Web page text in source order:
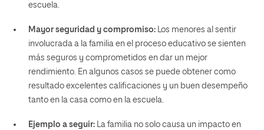
escuela.
Mayor seguridad y compromiso:
Los menores al sentir
involucrada a la familia en el proceso educativo se sienten
más seguros y comprometidos en dar un mejor
rendimiento. En algunos casos se puede obtener como
resultado excelentes calificaciones y un buen desempeño
tanto en la casa como en la escuela.
Ejemplo a seguir:La familia no solo causa un impacto en